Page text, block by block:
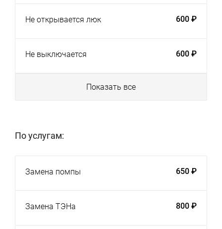
Не открывается люк 600 ₽
Не выключается 600 ₽
Показать все
По услугам:
Замена помпы 650 ₽
Замена ТЭНа 800 ₽